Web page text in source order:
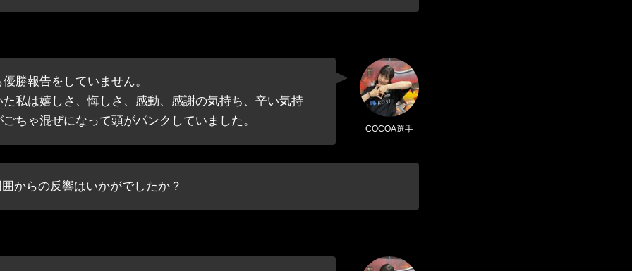
勝報告をしていません。
私は嬉しさ、悔しさ、感動、感謝の気持ち、辛い気持
ちゃ混ぜになって頭がパンクしていました。
COCOA選手
からの反響はいかがでしたか？